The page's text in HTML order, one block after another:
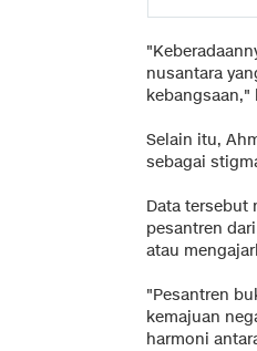
nusantara
kebangsaan,"
Selain itu,
sebagai
Data tersebut
pesantren
atau
"Pesantren
kemajuan
harmoni